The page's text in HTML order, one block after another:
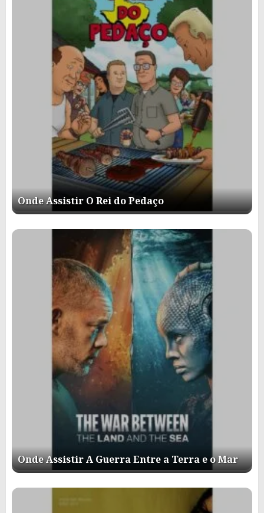
Onde Assistir O Rei do Pedaço
Onde Assistir A Guerra Entre a Terra e o Mar